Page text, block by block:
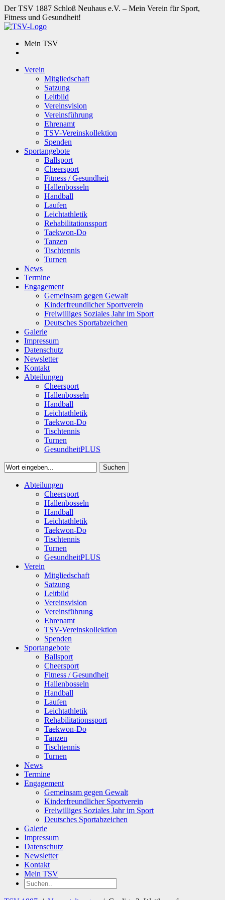
Der TSV 1887 Schloß Neuhaus e.V. – Mein Verein für Sport,
Fitness und Gesundheit!
Mein TSV
Verein
Mitgliedschaft
Satzung
Leitbild
Vereinsvision
Vereinsführung
Ehrenamt
TSV-Vereinskollektion
Spenden
Sportangebote
Ballsport
Cheersport
Fitness / Gesundheit
Hallenbosseln
Handball
Laufen
Leichtathletik
Rehabilitationssport
Taekwon-Do
Tanzen
Tischtennis
Turnen
News
Termine
Engagement
Gemeinsam gegen Gewalt
Kinderfreundlicher Sportverein
Freiwilliges Soziales Jahr im Sport
Deutsches Sportabzeichen
Galerie
Impressum
Datenschutz
Newsletter
Kontakt
Abteilungen
Cheersport
Hallenbosseln
Handball
Leichtathletik
Taekwon-Do
Tischtennis
Turnen
GesundheitPLUS
Suchen
SuchenAbteilungen
Cheersport
Hallenbosseln
Handball
Leichtathletik
Taekwon-Do
Tischtennis
Turnen
GesundheitPLUS
Verein
Mitgliedschaft
Satzung
Leitbild
Vereinsvision
Vereinsführung
Ehrenamt
TSV-Vereinskollektion
Spenden
Sportangebote
Ballsport
Cheersport
Fitness / Gesundheit
Hallenbosseln
Handball
Laufen
Leichtathletik
Rehabilitationssport
Taekwon-Do
Tanzen
Tischtennis
Turnen
News
Termine
Engagement
Gemeinsam gegen Gewalt
Kinderfreundlicher Sportverein
Freiwilliges Soziales Jahr im Sport
Deutsches Sportabzeichen
Galerie
Impressum
Datenschutz
Newsletter
Kontakt
Mein TSV